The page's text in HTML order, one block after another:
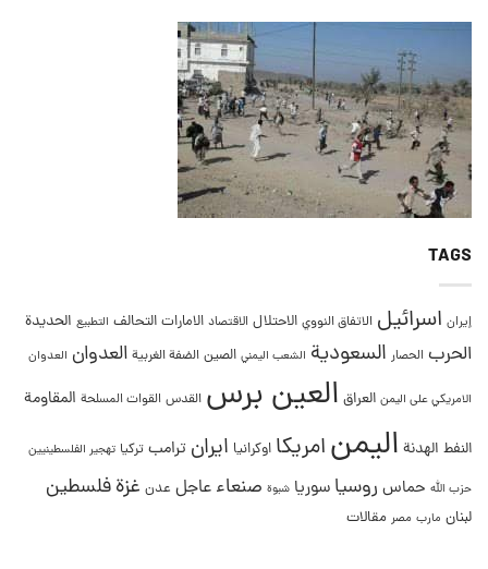
TAGS
إيران اسرائيل الاتفاق النووي الاحتلال الاقتصاد الامارات التحالف التطبيع الحديدة
الحرب الحصار السعودية الشعب اليمني الصين الضفة الغربية العدوان العدوان
الامريكي على اليمن العراق العين برس القدس القوات المسلحة المقاومة
النفط الهدنة اليمنامريكا اوكرانيا ايران ترامب تركيا تهجير الفلسطينيين
حزب الله حماس روسيا سوريا شبوة صنعاء عاجل عدن غزةفلسطين
لبنان مارب مصر مقالات